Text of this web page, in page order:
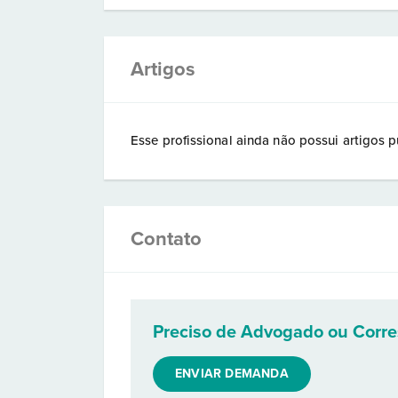
Artigos
Esse profissional ainda não possui artigos
Contato
Preciso de Advogado ou
ENVIAR DEMANDA